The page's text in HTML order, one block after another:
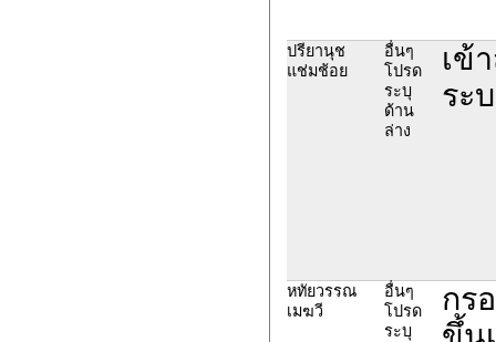
ปรียานุช
แช่มช้อย
อื่นๆ
โปรด
ระบุ
ด้าน
ล่าง
เข้
ระ
หทัยวรรณ
เมฆวี
อื่นๆ
โปรด
ระบุ
กร
ขึ้น